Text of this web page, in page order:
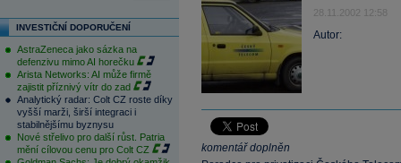
INVESTIČNÍ DOPORUČENÍ
AstraZeneca jako sázka na
defenzivu mimo AI horečku
Arista Networks: AI může firmě
zajistit příznivý vítr do zad
Analytický radar: Colt CZ roste díky
vyšší marži, širší integraci i
stabilnějšímu byznysu
Nové střelivo pro další růst. Patria
mění cílovou cenu pro Colt CZ
28.11.2002 12:58
Autor:
komentář doplněn